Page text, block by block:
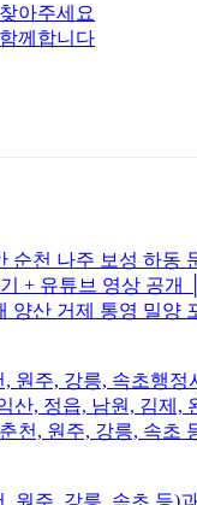
아주세요
께합니다
순천 나주 보성 하동
+ 유튜브 영상 공개
양산 거제 통영 밀
원주, 강릉, 속초행
산, 정읍, 남원, 김제
천, 원주, 강릉, 속초
원주, 강릉, 속초 등)